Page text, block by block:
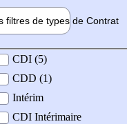
filtres de types de Contrat
contrat
CDI (5)
CDD (1)
Intérim
CDI Intérimaire